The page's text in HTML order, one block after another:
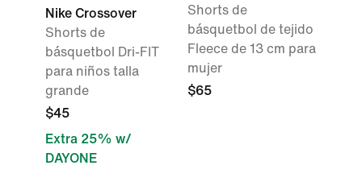
Nike Crossover
Shorts de
básquetbol Dri-FIT
para niños talla
grande
$45
Extra 25% w/
DAYONE
Shorts de
básquetbol de tejido
Fleece de 13 cm para
mujer
$65